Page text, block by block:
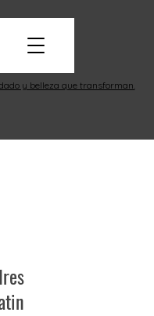
y belleza que transforman.